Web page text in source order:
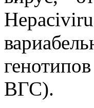
ВГС).